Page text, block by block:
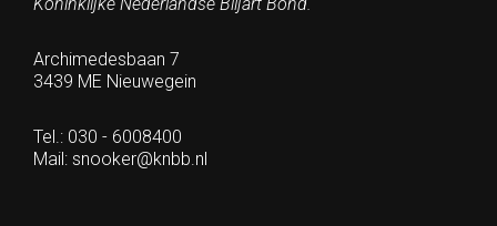
Archimedesbaan 7
3439 ME Nieuwegein
Tel.: 030 - 6008400
Mail: snooker@knbb.nl